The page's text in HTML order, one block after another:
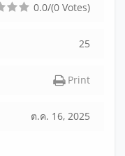
0.0/(0 Votes)
25
Print
ต.ค. 16, 2025